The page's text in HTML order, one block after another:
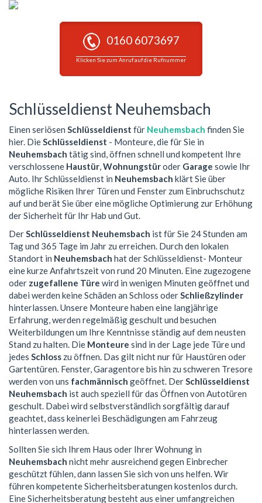
0160 6073697
Klicken Sie zum Anruf auf die Rufnummer
Schlüsseldienst Neuhemsbach
Einen seriösen Schlüsseldienst für Neuhemsbach finden Sie
hier. DieSchlüsseldienst - Monteure, die für Sie in
Neuhemsbach tätig sind, öffnen schnell und kompetent Ihre
verschlossene Haustür,Wohnungstüroder Garage sowie Ihr
Auto. Ihr Schlüsseldienst in Neuhemsbach klärt Sie über
mögliche Risiken Ihrer Türen und Fenster zum Einbruchschutz
auf und berät Sie über eine mögliche Optimierung zur Erhöhung
der Sicherheit für Ihr Hab und Gut.
DerSchlüsseldienst Neuhemsbach ist für Sie 24 Stunden am
Tag und 365 Tage im Jahr zu erreichen. Durch den lokalen
Standort in Neuhemsbach hat der Schlüsseldienst- Monteur
eine kurze Anfahrtszeit von rund 20 Minuten. Eine zugezogene
oder zugefallene Türe wird in wenigen Minuten geöffnet und
dabei werden keine Schäden an Schloss oderSchließzylinder
hinterlassen. Unsere Monteure haben eine langjährige
Erfahrung, werden regelmäßig geschult und besuchen
Weiterbildungen um Ihre Kenntnisse ständig auf dem neusten
Stand zu halten. Die Monteure sind in der Lage jede Türe und
jedes Schloss zu öffnen. Das gilt nicht nur für Haustüren oder
Gartentüren. Fenster, Garagentore bis hin zu schweren Tresore
werden von uns fachmännisch geöffnet. DerSchlüsseldienst
Neuhemsbach ist auch speziell für das Öffnen von Autotüren
geschult. Dabei wird selbstverständlich sorgfältig darauf
geachtet, dass keinerlei Beschädigungen am Fahrzeug
hinterlassen werden.
Sollten Sie sich Ihrem Haus oder Ihrer Wohnung in
Neuhemsbach nicht mehr ausreichend gegen Einbrecher
geschützt fühlen, dann lassen Sie sich von uns helfen. Wir
führen kompetente Sicherheitsberatungen kostenlos durch.
Eine Sicherheitsberatung besteht aus einer umfangreichen